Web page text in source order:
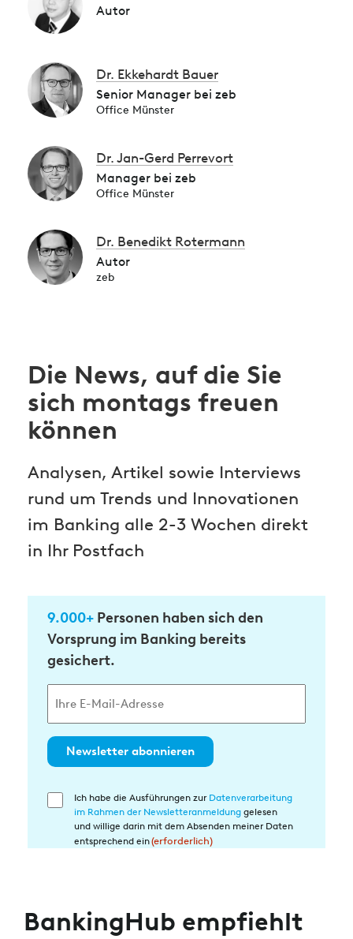
Autor
Dr. Ekkehardt Bauer
Senior Manager bei zeb
Office Münster
Dr. Jan-Gerd Perrevort
Manager bei zeb
Office Münster
Dr. Benedikt Rotermann
Autor
zeb
Die News, auf die Sie
sich montags freuen
können
Analysen, Artikel sowie Interviews
rund um Trends und Innovationen
im Banking alle 2-3 Wochen direkt
in Ihr Postfach
9.000+ Personen haben sich den
Vorsprung im Banking bereits
gesichert.
Newsletter abonnieren
Einwilligung
Ich habe die Ausführungen zur Datenverarbeitung
im Rahmen der Newsletteranmeldung gelesen
und willige darin mit dem Absenden meiner Daten
entsprechend ein(erforderlich)
BankingHub empfiehlt